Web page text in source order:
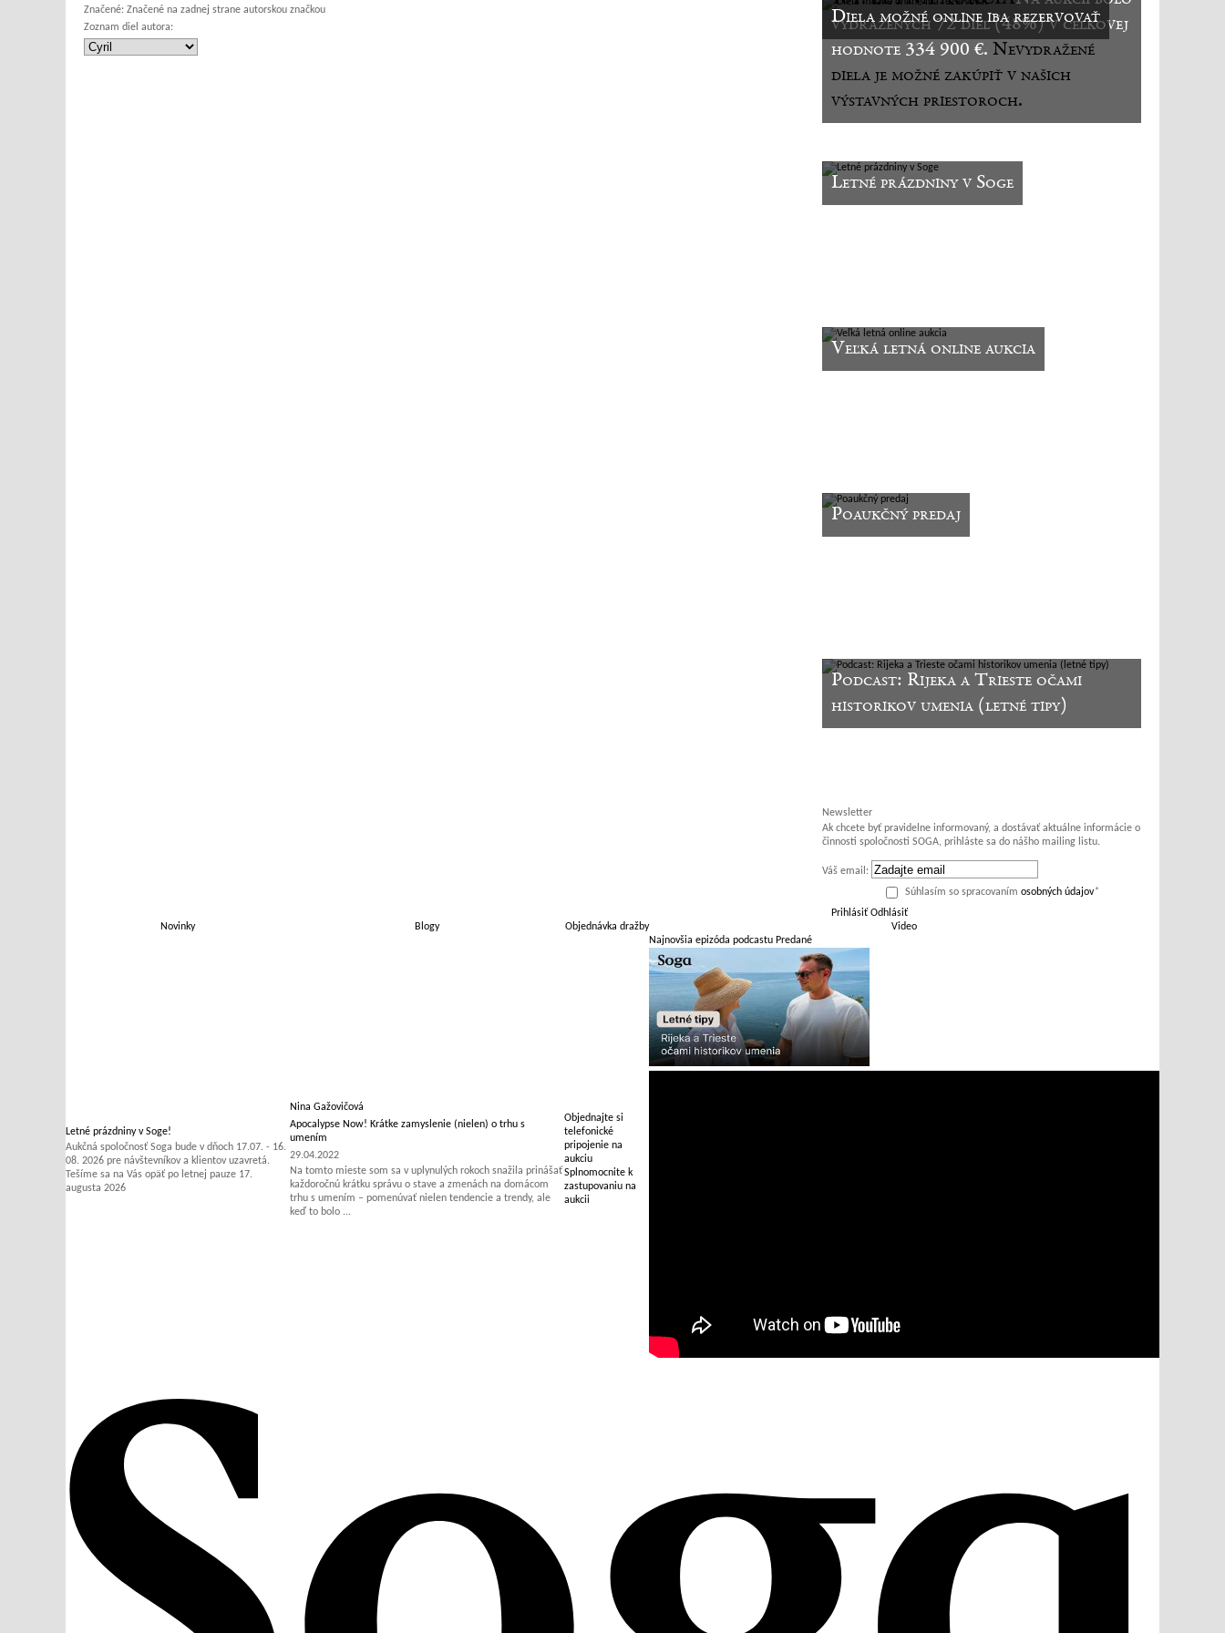
Značené: Značené na zadnej strane autorskou značkou
Zoznam diel autora:
vydražených 72 diel (48%) v celkovej
hodnote 334 900 €.Nevydražené
diela je možné zakúpiť v našich
výstavných priestoroch.
Diela možné online iba rezervovať
Letné prázdniny v Soge
Veľká letná online aukcia
Poaukčný predaj
Podcast: Rijeka a Trieste očami
historikov umenia (letné tipy)
Newsletter
Ak chcete byť pravidelne informovaný, a dostávať aktuálne informácie o
činnosti spoločnosti SOGA, prihláste sa do nášho mailing listu.
Váš email:
Súhlasím so spracovaním osobných údajov*
Prihlásiť Odhlásiť
Novinky
Blogy Objednávka dražby Video
Letné prázdniny v Soge!
Aukčná spoločnosť Soga bude v dňoch 17.07. - 16.
08. 2026 pre návštevníkov a klientov uzavretá.
Tešíme sa na Vás opäť po letnej pauze 17.
augusta 2026
Nina Gažovičová
Apocalypse Now! Krátke zamyslenie (nielen) o trhu s
umením
29.04.2022
Na tomto mieste som sa v uplynulých rokoch snažila prinášať
každoročnú krátku správu o stave a zmenách na domácom
trhu s umením – pomenúvať nielen tendencie a trendy, ale
keď to bolo ...
Objednajte si
telefonické
pripojenie na
aukciu
Splnomocnite k
zastupovaniu na
aukcii
Najnovšia epizóda podcastu Predané